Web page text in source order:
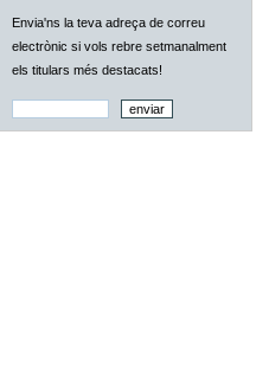
Envia'ns la teva adreça de correu
electrònic si vols rebre setmanalment
els titulars més destacats!